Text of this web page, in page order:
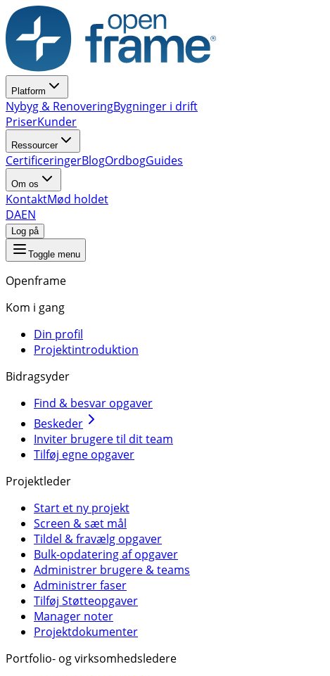
Platform
Nybyg & RenoveringBygninger i drift
PriserKunder
Ressourcer
CertificeringerBlogOrdbogGuides
Om os
KontaktMød holdet
DAEN
Log på
Toggle menu
Openframe
Kom i gang
Din profil
Projektintroduktion
Bidragsyder
Find & besvar opgaver
Beskeder
Inviter brugere til dit team
Tilføj egne opgaver
Projektleder
Start et ny projekt
Screen & sæt mål
Tildel & fravælg opgaver
Bulk-opdatering af opgaver
Administrer brugere & teams
Administrer faser
Tilføj Støtteopgaver
Manager noter
Projektdokumenter
Portfolio- og virksomhedsledere